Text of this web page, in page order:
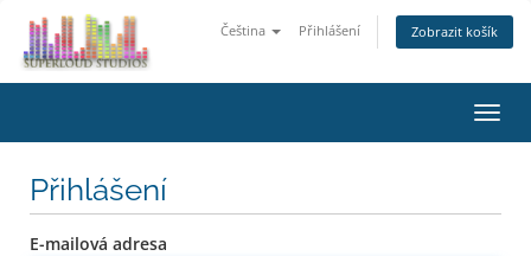
Čeština Přihlášení Zobrazit košík
Přihlášení
E-mailová adresa